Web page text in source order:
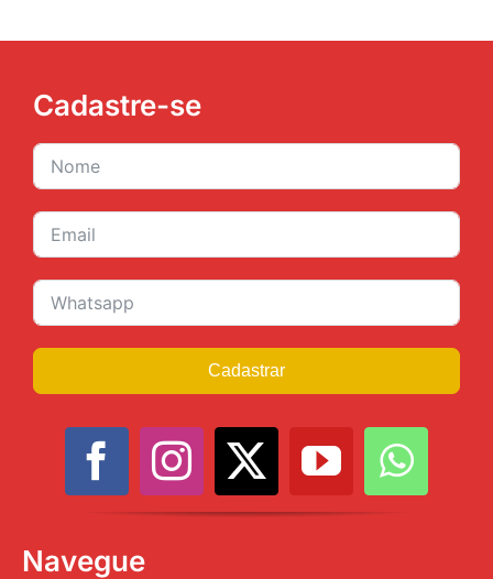
Cadastre-se
Cadastrar
Navegue